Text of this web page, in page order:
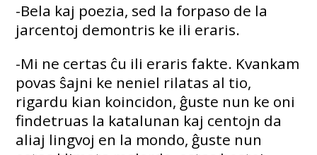
-Bela kaj poezia, sed la forpaso de la
jarcentoj demontris ke ili eraris.
-Mi ne certas ĉu ili eraris fakte. Kvankam
povas ŝajni ke neniel rilatas al tio,
rigardu kian koincidon, ĝuste nun ke oni
findetruas la katalunan kaj centojn da
aliaj lingvoj en la mondo, ĝuste nun